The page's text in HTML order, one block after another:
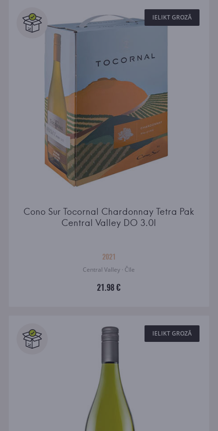
IELIKT GROZĀ
Cono Sur Tocornal Chardonnay Tetra Pak
Central Valley DO 3.0l
2021
Central Valley · Čīle
21.98 €
IELIKT GROZĀ